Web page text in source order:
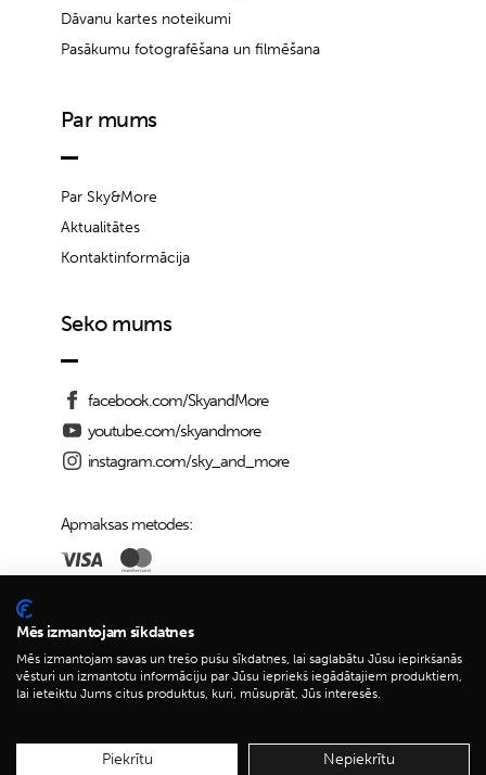
Dāvanu kartes noteikumi
Pasākumu fotografēšana un filmēšana
Par mums
Par Sky&More
Aktualitātes
Kontaktinformācija
Seko mums
facebook.com/SkyandMore
youtube.com/skyandmore
instagram.com/sky_and_more
Apmaksas metodes:
Piegādes iespējas:
Mēs izmantojam sīkdatnes
Mēs izmantojam savas un trešo pušu sīkdatnes, lai saglabātu Jūsu iepirkšanās
vēsturi un izmantotu informāciju par Jūsu iepriekš iegādātajiem produktiem,
lai ieteiktu Jums citus produktus, kuri, mūsuprāt, Jūs interesēs.
Piekrītu Nepiekrītu